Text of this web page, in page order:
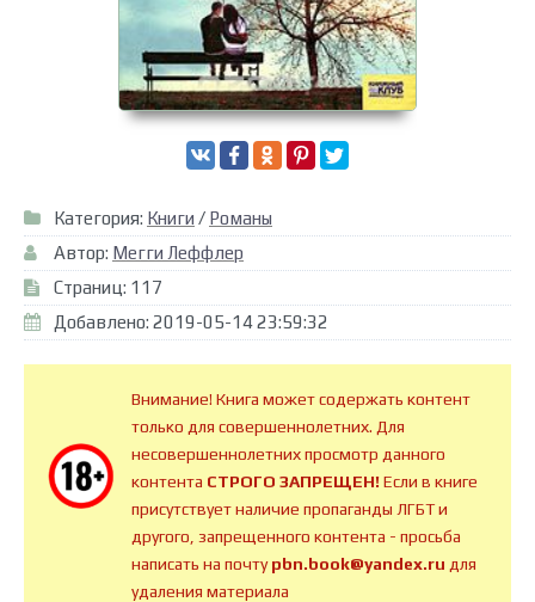
Категория: Книги / Романы
Автор: Мегги Леффлер
Страниц: 117
Добавлено: 2019-05-14 23:59:32
Внимание! Книга может содержать контент
только для совершеннолетних. Для
несовершеннолетних просмотр данного
контента СТРОГО ЗАПРЕЩЕН!Если в книге
присутствует наличие пропаганды ЛГБТ и
другого, запрещенного контента - просьба
написать на почтуpbn.book@yandex.ru для
удаления материала